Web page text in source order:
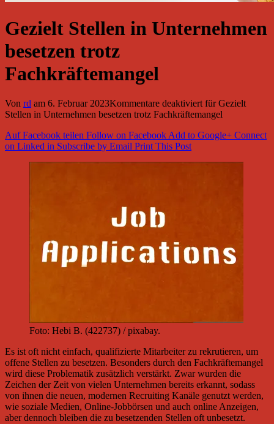
Gezielt Stellen in Unternehmen
besetzen trotz
Fachkräftemangel
Von rd am 6. Februar 2023Kommentare deaktiviertfür Gezielt
Stellen in Unternehmen besetzen trotz Fachkräftemangel
Auf Facebook teilen Follow on FacebookAdd to Google+ Connect
on Linked in Subscribe by Email Print This Post
Foto: Hebi B. (422737) / pixabay.
Es ist oft nicht einfach, qualifizierte Mitarbeiter zu rekrutieren, um
offene Stellen zu besetzen. Besonders durch den Fachkräftemangel
wird diese Problematik zusätzlich verstärkt. Zwar wurden die
Zeichen der Zeit von vielen Unternehmen bereits erkannt, sodass
von ihnen die neuen, modernen Recruiting Kanäle genutzt werden,
wie soziale Medien, Online-Jobbörsen und auch online Anzeigen,
aber dennoch bleiben die zu besetzenden Stellen oft unbesetzt.